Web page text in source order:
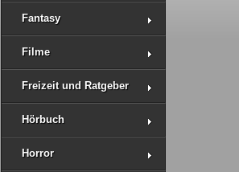
Fantasy
Filme
Freizeit und Ratgeber
Hörbuch
Horror